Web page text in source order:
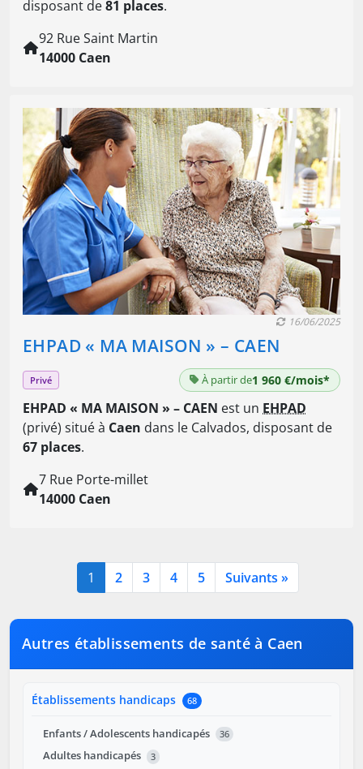
disposant de81 places.
92 Rue Saint Martin
14000 Caen
EHPAD « MA MAISON » – CAEN
16/06/2025
Privé À partir de1 960 €/mois*
EHPAD « MA MAISON » – CAEN est un EHPAD
(privé) situé à Caen dans le Calvados, disposant de
67 places.
7 Rue Porte-millet
14000 Caen
1 2 3 4 5 Suivants »
Autres établissements de santé à Caen
Établissements handicaps 68
Enfants / Adolescents handicapés 36
Adultes handicapés 3